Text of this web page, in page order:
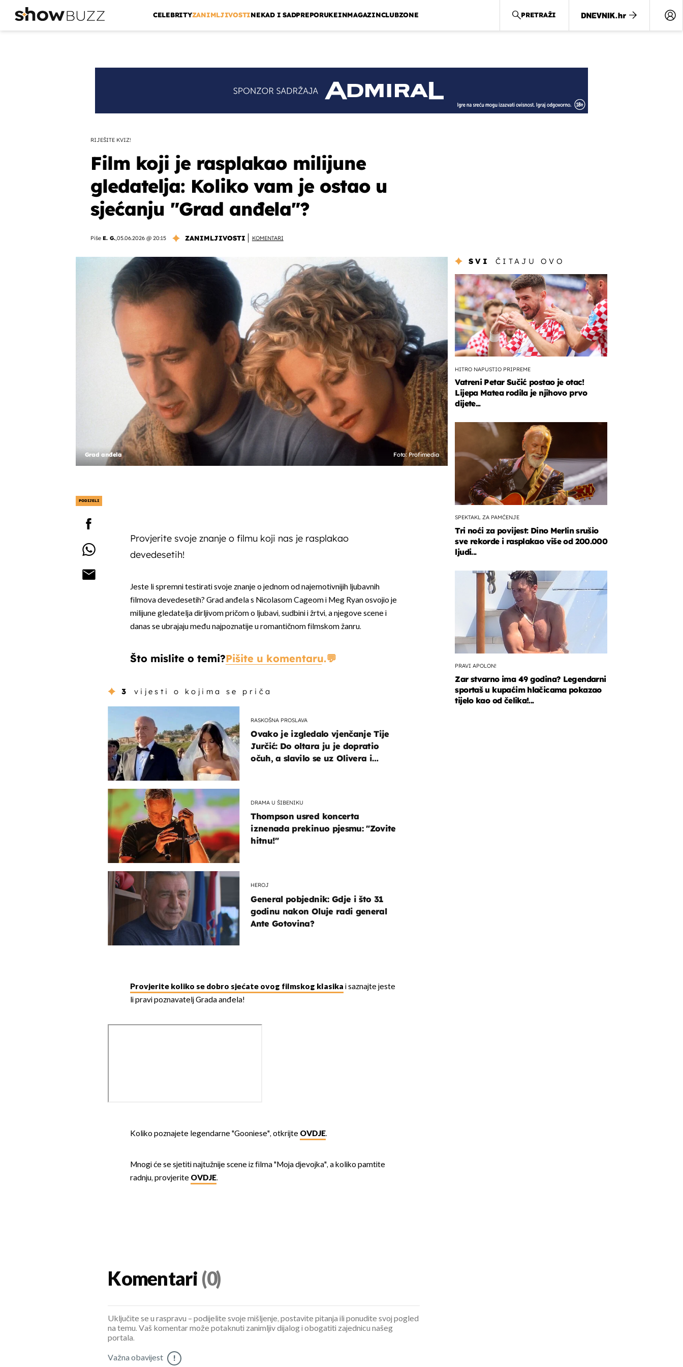
CELEBRITYZANIMLJIVOSTINEKAD I SADPREPORUKEINMAGAZINCLUBZONE PRETRAŽI
RIJEŠITE KVIZ!
Film koji je rasplakao milijune
gledatelja: Koliko vam je ostao u
sjećanju "Grad anđela"?
Piše E. G.,05.06.2026 @ 20:15 ZANIMLJIVOSTI KOMENTARI
Grad anđela Foto: Profimedia
PODIJELI
Provjerite svoje znanje o filmu koji nas je rasplakao
devedesetih!
Jeste li spremni testirati svoje znanje o jednom od najemotivnijih ljubavnih
filmova devedesetih? Grad anđela s Nicolasom Cageom i Meg Ryan osvojio je
milijune gledatelja dirljivom pričom o ljubavi, sudbini i žrtvi, a njegove scene i
danas se ubrajaju među najpoznatije u romantičnom filmskom žanru.
Što mislite o temi?Pišite u komentaru.
3 vijesti o kojima se priča
RASKOŠNA PROSLAVA
Ovako je izgledalo vjenčanje Tije
Jurčić: Do oltara ju je dopratio
očuh, a slavilo se uz Olivera i
DRAMA U ŠIBENIKU
Thompson usred koncerta
iznenada prekinuo pjesmu: "Zovite
hitnu!"
HEROJ
General pobjednik: Gdje i što 31
godinu nakon Oluje radi general
Ante Gotovina?
Provjerite koliko se dobro sjećate ovog filmskog klasika i saznajte jeste
li pravi poznavatelj Grada anđela!
Koliko poznajete legendarne "Gooniese", otkrijte OVDJE.
Mnogi će se sjetiti najtužnije scene iz filma "Moja djevojka", a koliko pamtite
radnju, provjerite OVDJE.
SVI ČITAJU OVO
HITRO NAPUSTIO PRIPREME
Vatreni Petar Sučić postao je otac!
Lijepa Matea rodila je njihovo prvo
dijete...
SPEKTAKL ZA PAMĆENJE
Tri noći za povijest: Dino Merlin srušio
sve rekorde i rasplakao više od 200.000
ljudi...
PRAVI APOLON!
Zar stvarno ima 49 godina? Legendarni
sportaš u kupaćim hlačicama pokazao
tijelo kao od čelika!...
Komentari (0)
Uključite se u raspravu – podijelite svoje mišljenje, postavite pitanja ili ponudite svoj pogled
na temu. Vaš komentar može potaknuti zanimljiv dijalog i obogatiti zajednicu našeg
portala.
Važna obavijest !